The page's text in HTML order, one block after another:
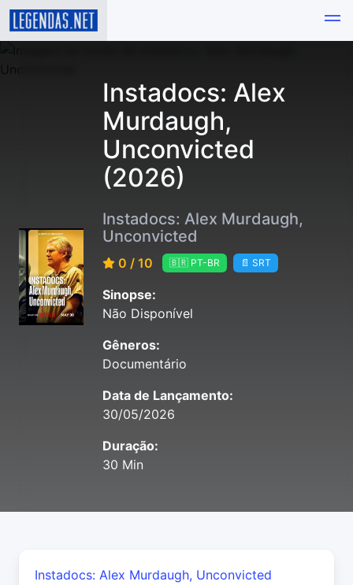
Instadocs: Alex
Murdaugh,
Unconvicted
(2026)
Instadocs: Alex Murdaugh,
Unconvicted
0 / 10 🇧🇷 PT-BR 📄 SRT
Sinopse:
Não Disponível
Gêneros:
Documentário
Data de Lançamento:
30/05/2026
Duração:
30 Min
Instadocs: Alex Murdaugh, Unconvicted